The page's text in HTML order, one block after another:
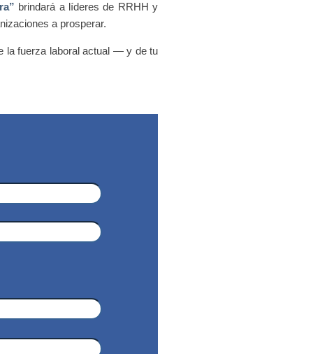
brindará a líderes de RRHH y
a prosperar.
la fuerza laboral actual — y de tu